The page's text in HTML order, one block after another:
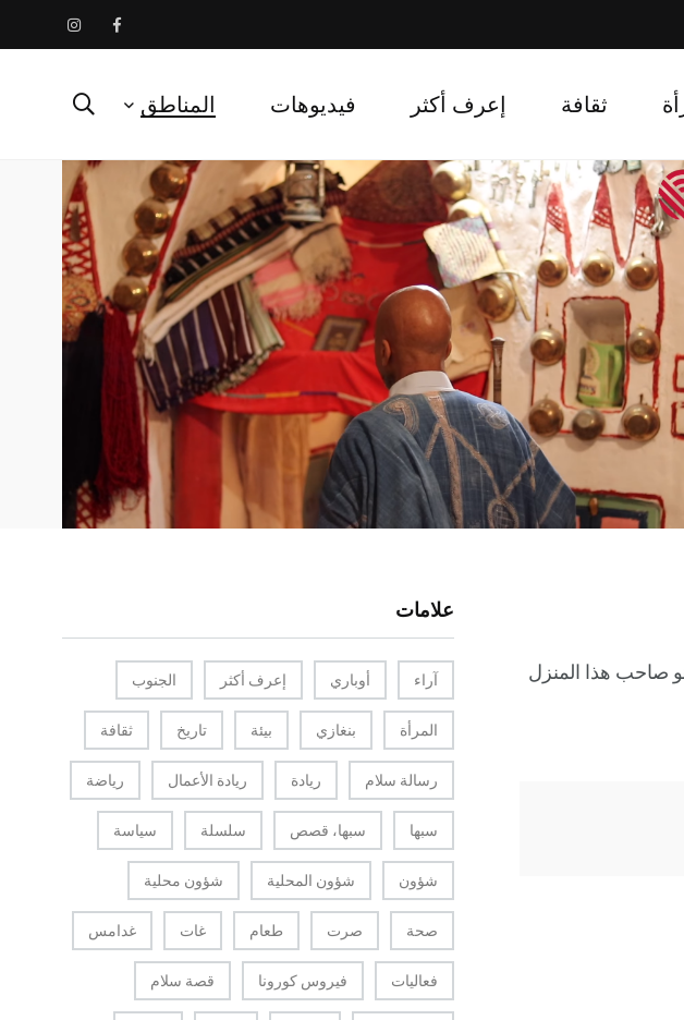
ثقافة إعرف أكثر فيديوهات المناطق
صاحب هذا المنزل
علامات
آراء أوباري إعرف أكثر الجنوب
المرأة بنغازي بيئة تاريخ ثقافة
رسالة سلام ريادة ريادة الأعمال رياضة
سبها سبها، قصص سلسلة سياسة
شؤون شؤون المحلية شؤون محلية
صحة صرت طعام غات غدامس
فعاليات فيروس كورونا قصة سلام